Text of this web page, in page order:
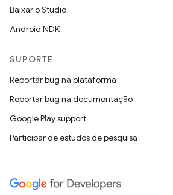
Baixar o Studio
Android NDK
SUPORTE
Reportar bug na plataforma
Reportar bug na documentação
Google Play support
Participar de estudos de pesquisa